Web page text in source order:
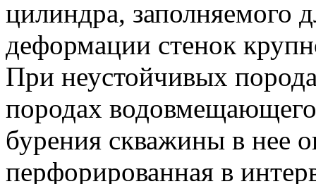
цилиндра, заполняемого
деформации стенок
При неустойчивых
породах
бурения скважины в нее
перфорированная в